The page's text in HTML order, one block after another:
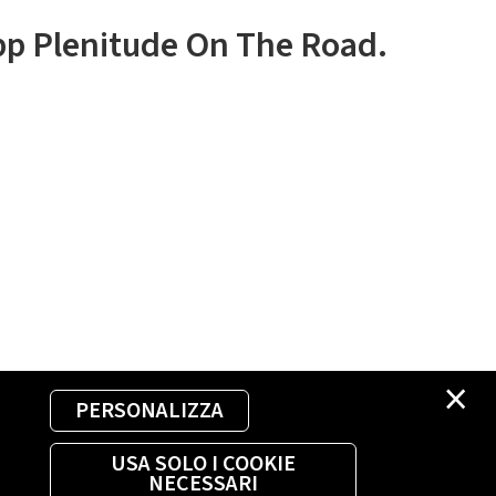
×
PERSONALIZZA
USA SOLO I COOKIE
NECESSARI
Plenitude On The Road.